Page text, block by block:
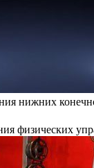
нижних
физических